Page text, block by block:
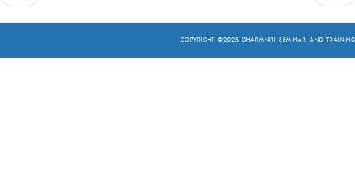
COPYRIGHT ©2025 DHARMNITI SEMINAR AND